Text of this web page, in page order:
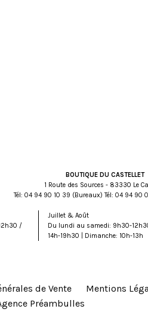
BOUTIQUE DU CASTELLET
1 Route des Sources - 83330 Le
Tél: 93 01 09 49 40 (Bureaux) Tél: 32 30 09
/
Juillet & Août
Du lundi au samedi: 9h30-
14h-19h30 | Dimanche: 10h-13h
de Vente
Mentions
Préambulles